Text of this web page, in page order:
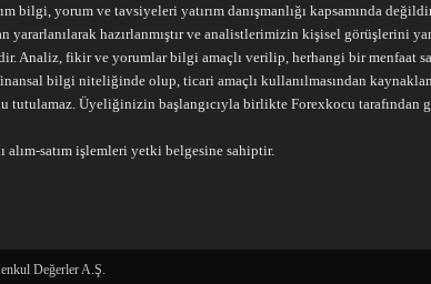
bilgi, yorum ve tavsiyeleri yatırım danışmanlığı kapsamında
yararlanılarak hazırlanmıştır ve analistlerimizin kişisel görüşlerini
Analiz, fikir ve yorumlar bilgi amaçlı verilip, herhangi bir menfaat
bilgi niteliğinde olup, ticari amaçlı kullanılmasından
tutulamaz. Üyeliğinizin başlangıcıyla birlikte Forexkocu
alım-satım işlemleri yetki belgesine sahiptir.
Değerler A.Ş.